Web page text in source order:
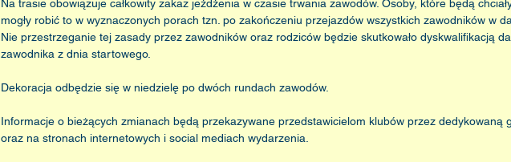
Na trasie obowiązuje całkowity zakaz jeżdżenia w czasie trwania zawodów. Osoby, które będą
mogły robić to w wyznaczonych porach tzn. po zakończeniu przejazdów wszystkich zawodników w
Nie przestrzeganie tej zasady przez zawodników oraz rodziców będzie skutkowało dyskwalifikacją
zawodnika z dnia startowego.
Dekoracja odbędzie się w niedzielę po dwóch rundach zawodów.
Informacje o bieżących zmianach będą przekazywane przedstawicielom klubów przez dedykowaną
oraz na stronach internetowych i social mediach wydarzenia.